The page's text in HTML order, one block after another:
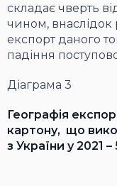
складає чверть
чином, внаслідок
експорт даного
падіння
Діаграма 3
Географія
картону, що
з України у 2021